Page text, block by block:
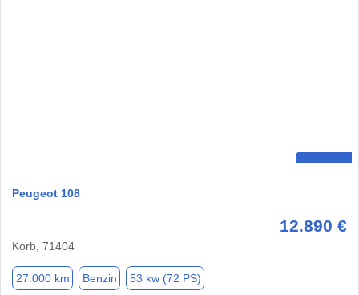
Peugeot 108
12.890 €
Korb, 71404
27.000 km Benzin 53 kw (72 PS)